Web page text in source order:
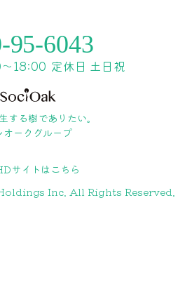
18:00 定休日 土日祝
する樹でありたい。
オークグループ
サイトはこちら
Inc. All Rights Reserved.